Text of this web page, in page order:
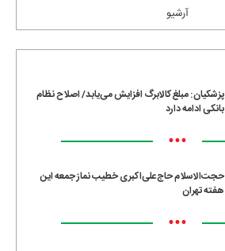
آرشیو
پزشکیان: مبلغ کالابرگ افزایش می‌یابد/ اصلاح نظام
بانکی ادامه دارد
•••
حجت‌الاسلام حاج‌علی‌اکبری خطیب نماز جمعه این
هفته تهران
•••